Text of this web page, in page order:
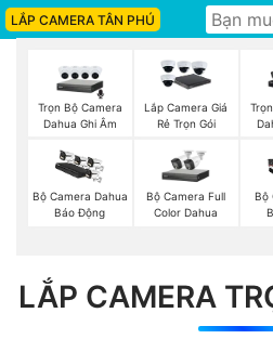
LẮP CAMERA TÂN PHÚ
Trọn Bộ Camera
Dahua Ghi Âm
Lắp Camera Giá
Rẻ Trọn Gói
Bộ Camera Dahua
Báo Động
Bộ Camera Full
Color Dahua
Bộ
LẮP CAMERA